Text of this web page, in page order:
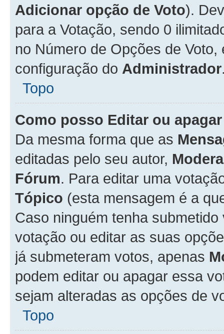
Adicionar opção de Voto).
para a Votação, sendo 0
no Número de Opções de
configuração do Administrador
Topo
Como posso Editar ou
Da mesma forma que as
editadas pelo seu autor,
Fórum. Para editar uma
Tópico (esta mensagem é a
Caso ninguém tenha
votação ou editar as suas
já submeteram votos, apenas
podem editar ou apagar essa
sejam alteradas as opções de
Topo